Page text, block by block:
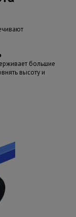
большие
высоту и